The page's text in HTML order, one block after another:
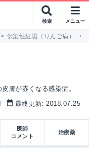
検索 メニュー
> 伝染性紅斑（りんご病） >
膚が赤くなる感染症。
最終更新: 2018.07.25
医師
コメント
治療薬